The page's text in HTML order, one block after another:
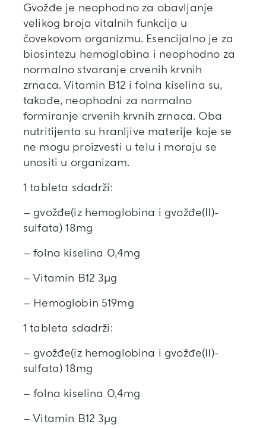
Gvožđe je neophodno za obavljanje
velikog broja vitalnih funkcija u
čovekovom organizmu. Esencijalno je za
biosintezu hemoglobina i neophodno za
normalno stvaranje crvenih krvnih
zrnaca. Vitamin B12 i folna kiselina su,
takođe, neophodni za normalno
formiranje crvenih krvnih zrnaca. Oba
nutritijenta su hranljive materije koje se
ne mogu proizvesti u telu i moraju se
unositi u organizam.
1 tableta sdadrži:
– gvožđe(iz hemoglobina i gvožđe(II)-
sulfata) 18mg
– folna kiselina 0,4mg
– Vitamin B12 3μg
– Hemoglobin 519mg
1 tableta sdadrži:
– gvožđe(iz hemoglobina i gvožđe(II)-
sulfata) 18mg
– folna kiselina 0,4mg
– Vitamin B12 3μg